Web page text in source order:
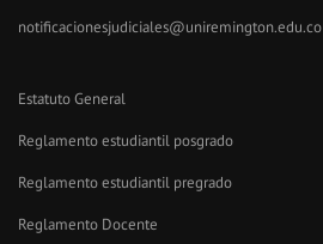
notificacionesjudiciales@uniremington.edu.co
Estatuto General
Reglamento estudiantil posgrado
Reglamento estudiantil pregrado
Reglamento Docente